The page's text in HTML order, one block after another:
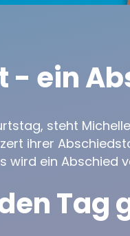
- ein
steht
ihrer
ein Abschied
Tag